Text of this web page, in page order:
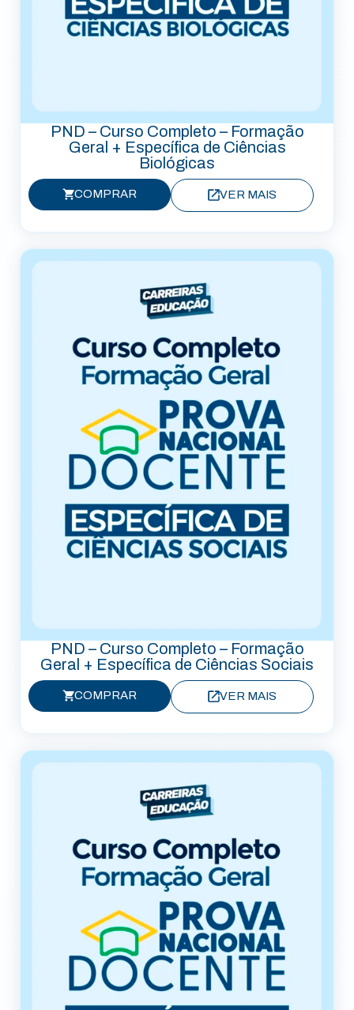
PND – Curso Completo – Formação
Geral + Específica de Ciências
Biológicas
COMPRAR VER MAIS
PND – Curso Completo – Formação
Geral + Específica de Ciências Sociais
COMPRAR VER MAIS